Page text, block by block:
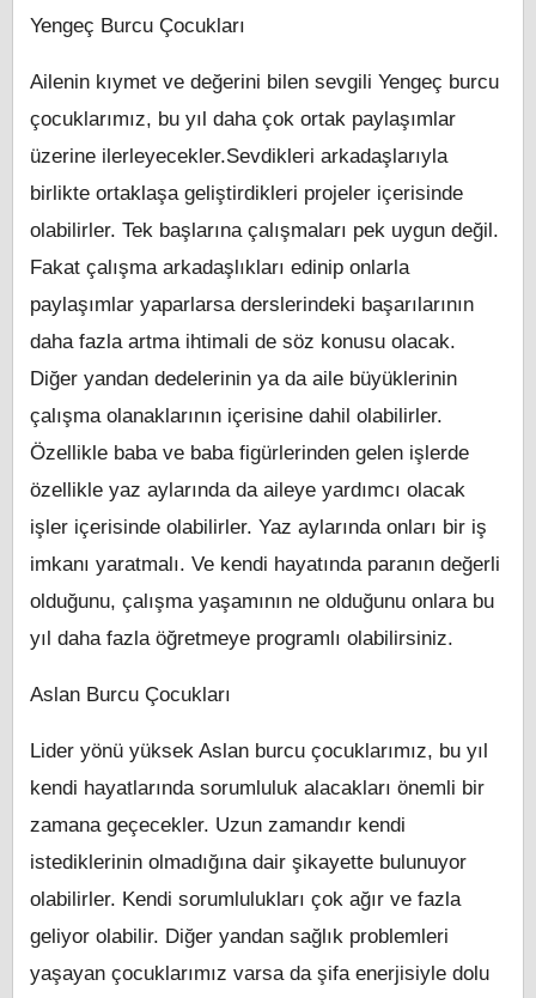
Yengeç Burcu Çocukları
Ailenin kıymet ve değerini bilen sevgili Yengeç burcu
çocuklarımız, bu yıl daha çok ortak paylaşımlar
üzerine ilerleyecekler.Sevdikleri arkadaşlarıyla
birlikte ortaklaşa geliştirdikleri projeler içerisinde
olabilirler. Tek başlarına çalışmaları pek uygun değil.
Fakat çalışma arkadaşlıkları edinip onlarla
paylaşımlar yaparlarsa derslerindeki başarılarının
daha fazla artma ihtimali de söz konusu olacak.
Diğer yandan dedelerinin ya da aile büyüklerinin
çalışma olanaklarının içerisine dahil olabilirler.
Özellikle baba ve baba figürlerinden gelen işlerde
özellikle yaz aylarında da aileye yardımcı olacak
işler içerisinde olabilirler. Yaz aylarında onları bir iş
imkanı yaratmalı. Ve kendi hayatında paranın değerli
olduğunu, çalışma yaşamının ne olduğunu onlara bu
yıl daha fazla öğretmeye programlı olabilirsiniz.
Aslan Burcu Çocukları
Lider yönü yüksek Aslan burcu çocuklarımız, bu yıl
kendi hayatlarında sorumluluk alacakları önemli bir
zamana geçecekler. Uzun zamandır kendi
istediklerinin olmadığına dair şikayette bulunuyor
olabilirler. Kendi sorumlulukları çok ağır ve fazla
geliyor olabilir. Diğer yandan sağlık problemleri
yaşayan çocuklarımız varsa da şifa enerjisiyle dolu